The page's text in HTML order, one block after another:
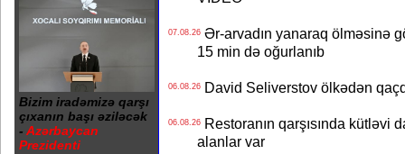
Bizim iradəmizə qarşı
çıxanın başı əziləcək
- Azərbaycan
Prezidenti
07.08.26Ər-arvadın yanaraq ölməsinə
15 min də oğurlanıb
06.08.26David Seliverstov ölkədən
06.08.26Restoranın qarşısında kütləvi
alanlar var